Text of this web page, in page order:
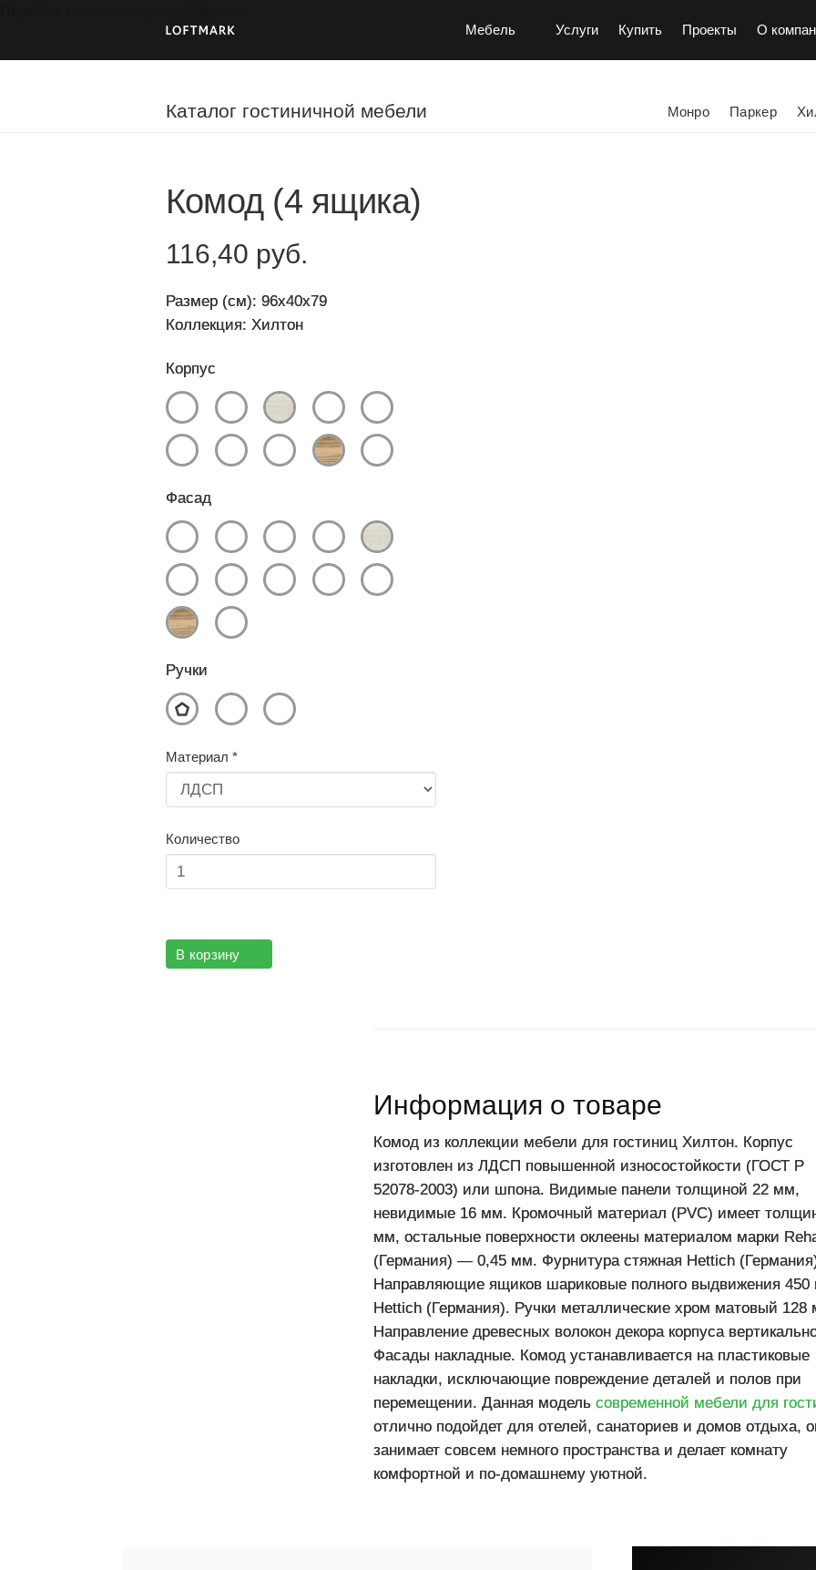
Мебель
Купить Проекты О
Услуги
Мебель
Каталог гостиничной мебели Монро Паркер
Комод (4 ящика)
116,40 руб.
Размер (см): 96x40x79
Коллекция: Хилтон
Корпус
Фасад
Ручки
Материал *
Количество
В корзину
Информация о товаре
Комод из коллекции мебели для гостиниц Хилтон. Корпус
изготовлен из ЛДСП повышенной износостойкости (ГОСТ Р
52078-2003) или шпона. Видимые панели толщиной 22 мм,
невидимые 16 мм. Кромочный материал (PVC) имеет
мм, остальные поверхности оклеены материалом марки
(Германия) — 0,45 мм. Фурнитура стяжная Hettich
Направляющие ящиков шариковые полного выдвижения
Hettich (Германия). Ручки металлические хром матовый 128
Направление древесных волокон декора корпуса
Фасады накладные. Комод устанавливается на пластиковые
накладки, исключающие повреждение деталей и полов при
перемещении. Данная модель современной мебели для
отлично подойдет для отелей, санаториев и домов отдыха,
занимает совсем немного пространства и делает комнату
комфортной и по-домашнему уютной.